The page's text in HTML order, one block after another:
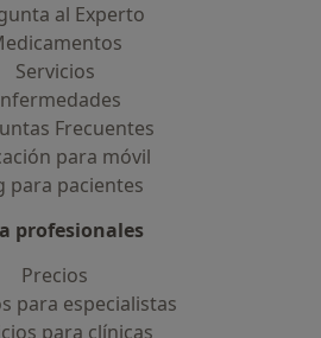
al Experto
Servicios
Frecuentes
para móvil
para pacientes
profesionales
Precios
para especialistas
para clínicas